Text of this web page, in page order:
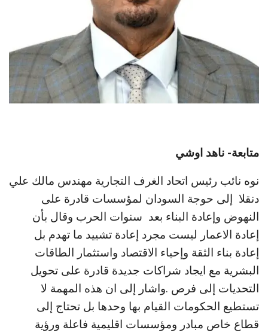
متابعة- ناهد اوشي
نوه نائب رئيس اتحاد الغرف التجارية مهندس مالك علي
دنقلا إلى حوجة السودان لمؤسسات قادرة على
النهوض وإعادة البناء بعد سنوات الحرب وقال بأن
إعادة الاعمار ليست مجرد إعادة تشييد ما تهدم بل
إعادة بناء الثقة وإحياء الاقتصاد واستثمار الطاقات
البشرية مع ايجاد شراكات جديدة قادرة على تحويل
التحديات إلى فرص .واشار إلى ان هذه المهمة لا
تستطيع الحكومات القيام بها وحدها بل تحتاج إلى
قطاع خاص مبادر ومؤسسات اقليمية فاعلة ورؤية